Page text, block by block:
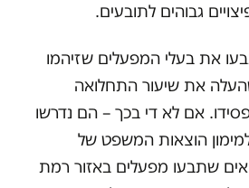
את בעלי המפעלים שזיהמו
את שיעור התחלואה
אם לא די בכך – הם נדרשו
הוצאות המשפט של
שתבעו מפעלים באזור רמת